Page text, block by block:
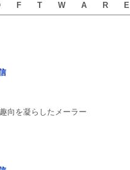
F T W A R E
向を凝らしたメーラー